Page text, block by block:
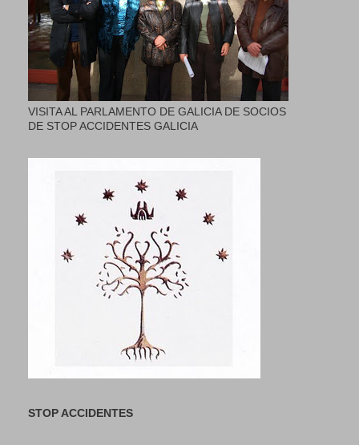
VISITA AL PARLAMENTO DE GALICIA DE SOCIOS
DE STOP ACCIDENTES GALICIA
STOP ACCIDENTES